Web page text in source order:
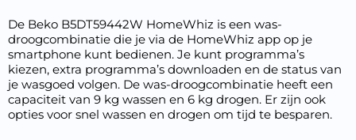
De Beko B5DT59442W HomeWhiz is een was-
droogcombinatie die je via de HomeWhiz app op je
smartphone kunt bedienen. Je kunt programma’s
kiezen, extra programma’s downloaden en de status van
je wasgoed volgen. De was-droogcombinatie heeft een
capaciteit van 9 kg wassen en 6 kg drogen. Er zijn ook
opties voor snel wassen en drogen om tijd te besparen.